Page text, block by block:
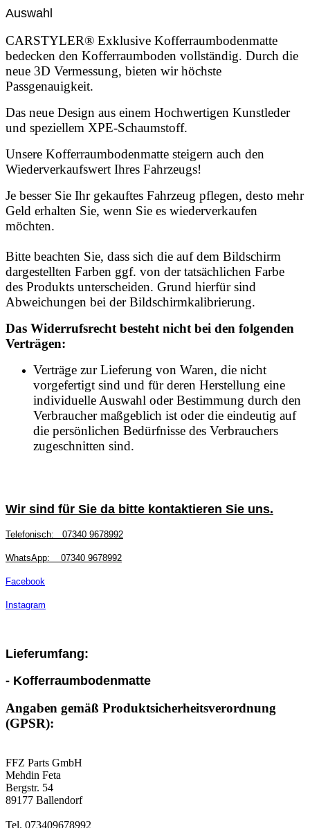
Auswahl
CARSTYLER® Exklusive Kofferraumbodenmatte
bedecken den Kofferraumboden vollständig. Durch die
neue 3D Vermessung, bieten wir höchste
Passgenauigkeit.
Das neue Design aus einem Hochwertigen Kunstleder
und speziellem XPE-Schaumstoff.
Unsere Kofferraumbodenmatte steigern auch den
Wiederverkaufswert Ihres Fahrzeugs!
Je besser Sie Ihr gekauftes Fahrzeug pflegen, desto mehr
Geld erhalten Sie, wenn Sie es wiederverkaufen
möchten.
Bitte beachten Sie, dass sich die auf dem Bildschirm
dargestellten Farben ggf. von der tatsächlichen Farbe
des Produkts unterscheiden. Grund hierfür sind
Abweichungen bei der Bildschirmkalibrierung.
Das Widerrufsrecht besteht nicht bei den folgenden
Verträgen:
Verträge zur Lieferung von Waren, die nicht
vorgefertigt sind und für deren Herstellung eine
individuelle Auswahl oder Bestimmung durch den
Verbraucher maßgeblich ist oder die eindeutig auf
die persönlichen Bedürfnisse des Verbrauchers
zugeschnitten sind.
Wir sind für Sie da bitte kontaktieren Sie uns.
Telefonisch: 07340 9678992
WhatsApp: 07340 9678992
Facebook
Instagram
Lieferumfang:
- Kofferraumbodenmatte
Angaben gemäß Produktsicherheitsverordnung
(GPSR):
FFZ Parts GmbH
Mehdin Feta
Bergstr. 54
89177 Ballendorf
Tel. 073409678992